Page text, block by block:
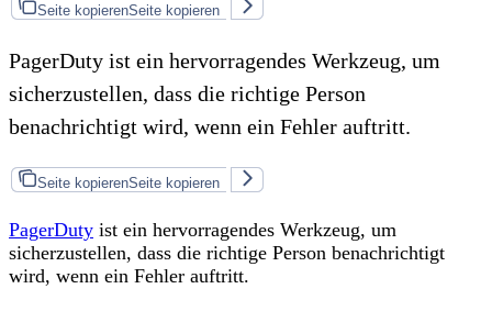
Seite kopierenSeite kopieren
PagerDuty ist ein hervorragendes Werkzeug, um
sicherzustellen, dass die richtige Person
benachrichtigt wird, wenn ein Fehler auftritt.
Seite kopierenSeite kopieren
PagerDuty ist ein hervorragendes Werkzeug, um
sicherzustellen, dass die richtige Person benachrichtigt
wird, wenn ein Fehler auftritt.